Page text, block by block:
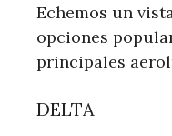
Echemos un
opciones
principales
DELTA